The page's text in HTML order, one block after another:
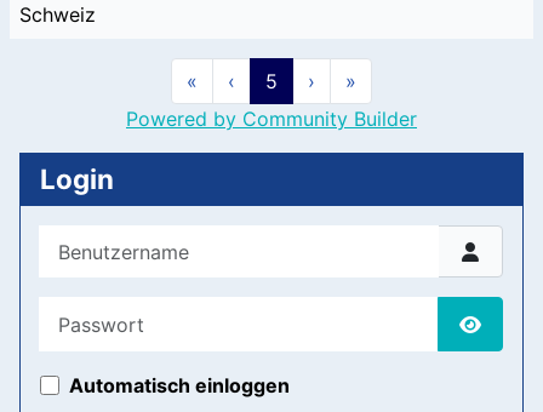
Schweiz
« ‹ 5 ›
»
Powered by Community Builder
Login
Benutzername
Automatisch einloggen